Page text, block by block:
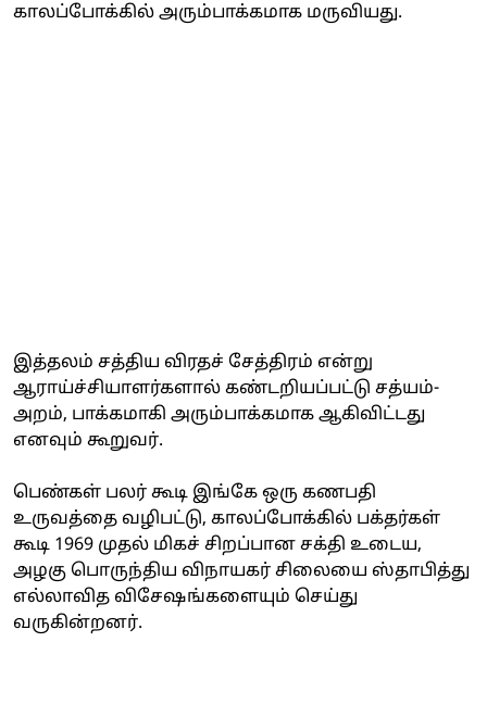
காலப்போக்கில் அரும்பாக்கமாக மருவியது.
இத்தலம் சத்திய விரதச் சேத்திரம் என்று
ஆராய்ச்சியாளர்களால் கண்டறியப்பட்டு சத்யம்-
அறம், பாக்கமாகி அரும்பாக்கமாக ஆகிவிட்டது
எனவும் கூறுவர்.
பெண்கள் பலர் கூடி இங்கே ஒரு கணபதி
உருவத்தை வழிபட்டு, காலப்போக்கில் பக்தர்கள்
கூடி 1969 முதல் மிகச் சிறப்பான சக்தி உடைய,
அழகு பொருந்திய விநாயகர் சிலையை ஸ்தாபித்து
எல்லாவித விசேஷங்களையும் செய்து
வருகின்றனர்.